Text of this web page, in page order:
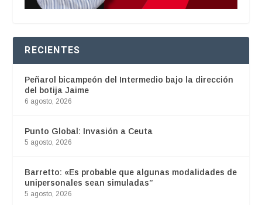
RECIENTES
Peñarol bicampeón del Intermedio bajo la dirección
del botija Jaime
6 agosto, 2026
Punto Global: Invasión a Ceuta
5 agosto, 2026
Barretto: «Es probable que algunas modalidades de
unipersonales sean simuladas”
5 agosto, 2026